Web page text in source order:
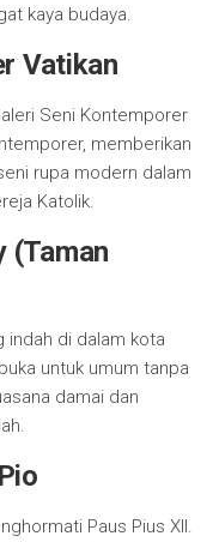
kaya budaya.
Vatikan
Seni Kontemporer
memberikan
rupa modern dalam
Katolik.
(Taman
indah di dalam kota
untuk umum tanpa
damai dan
Paus Pius XII.